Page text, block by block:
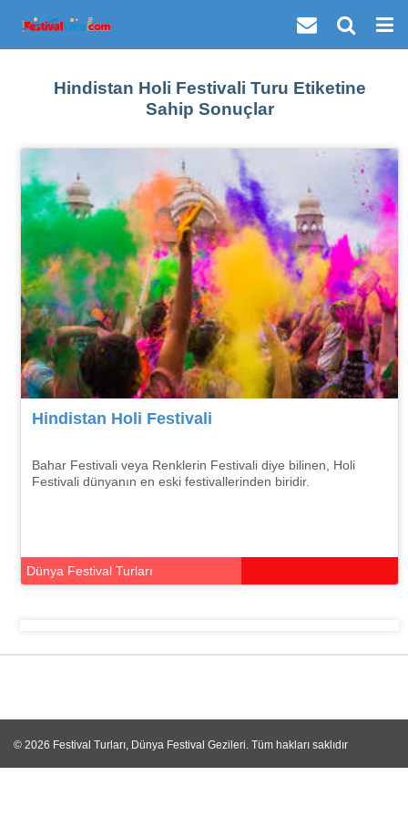
Hindistan Holi Festivali Turu Etiketine
Sahip Sonuçlar
Hindistan Holi Festivali
Bahar Festivali veya Renklerin Festivali diye bilinen, Holi
Festivali dünyanın en eski festivallerinden biridir.
Dünya Festival Turları
© 2026 Festival Turları, Dünya Festival Gezileri . Tüm hakları saklıdır